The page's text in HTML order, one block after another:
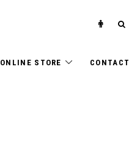
ONLINE STORE CONTACT